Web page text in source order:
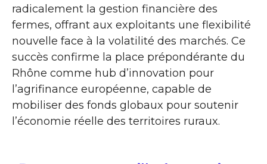
radicalement la gestion financière des
fermes, offrant aux exploitants une flexibilité
nouvelle face à la volatilité des marchés. Ce
succès confirme la place prépondérante du
Rhône comme hub d’innovation pour
l’agrifinance européenne, capable de
mobiliser des fonds globaux pour soutenir
l’économie réelle des territoires ruraux.